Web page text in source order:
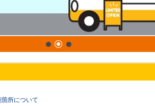
所について